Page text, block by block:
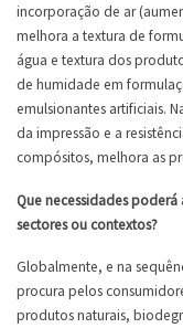
incorporação de ar
melhora a textura de
água e textura dos
de humidade em
emulsionantes artificiais.
da impressão e a
compósitos, melhora as
Que necessidades poderá
sectores ou contextos?
Globalmente, e na
procura pelos
produtos naturais,